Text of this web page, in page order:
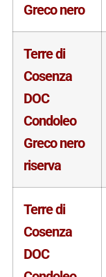
Greco nero
Terre di
Cosenza
DOC
Condoleo
Greco nero
riserva
Terre di
Cosenza
DOC